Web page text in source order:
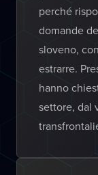
perché
domande
sloveno,
estrarre.
hanno
settore, dal